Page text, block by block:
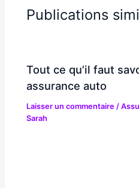
Publications
Tout ce qu’il faut
assurance auto
Laisser un commentaire /
Sarah